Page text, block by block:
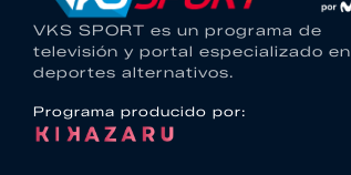
VKS SPORT es un programa de
televisión y portal especializado en
deportes alternativos.
Programa producido por: